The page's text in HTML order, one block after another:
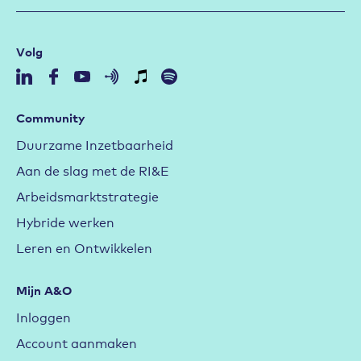
Volg
Community
Duurzame Inzetbaarheid
Aan de slag met de RI&E
Arbeidsmarktstrategie
Hybride werken
Leren en Ontwikkelen
Mijn A&O
Inloggen
Account aanmaken